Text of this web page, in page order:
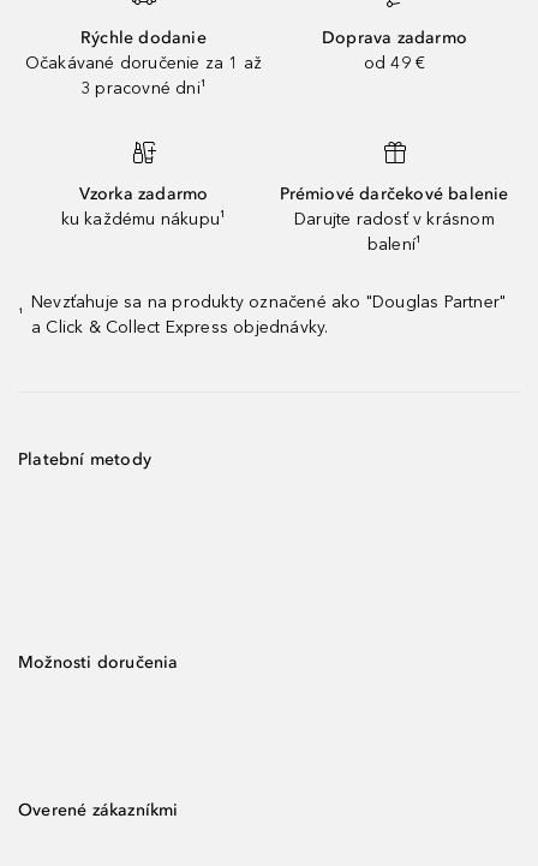
Rýchle dodanie
Očakávané doručenie za 1 až
3 pracovné dni¹
Doprava zadarmo
od 49 €
Vzorka zadarmo
ku každému nákupu¹
Prémiové darčekové balenie
Darujte radosť v krásnom
balení¹
¹
Nevzťahuje sa na produkty označené ako "Douglas Partner"
a Click & Collect Express objednávky.
Platební metody
Možnosti doručenia
Overené zákazníkmi